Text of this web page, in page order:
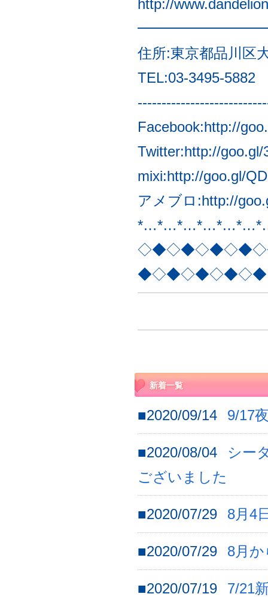
http://
住所:東京都品川区
TEL:03-3495-5882
Facebook:http://
Twitter:http://goo.gl/
mixi:http://goo.gl/
アメブロ:http://
◆◇◆◇◆◇◆◇◆
新着一覧
■2020/09/14 9/17
■2020/08/04
シー
ございました
■2020/07/29 8月4
■2020/07/29 8月
■2020/07/19 7/21